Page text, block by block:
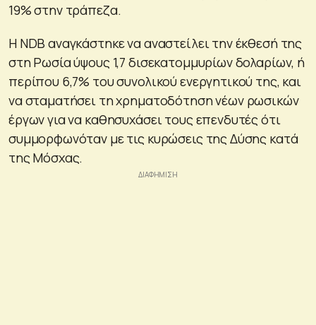
19% στην τράπεζα.
Η NDB αναγκάστηκε να αναστείλει την έκθεσή της
στη Ρωσία ύψους 1,7 δισεκατομμυρίων δολαρίων, ή
περίπου 6,7% του συνολικού ενεργητικού της, και
να σταματήσει τη χρηματοδότηση νέων ρωσικών
έργων για να καθησυχάσει τους επενδυτές ότι
συμμορφωνόταν με τις κυρώσεις της Δύσης κατά
της Μόσχας.